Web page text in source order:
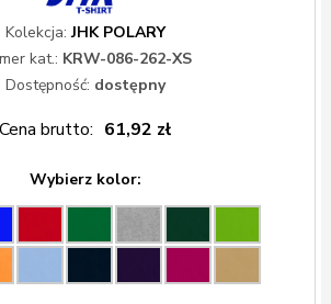
Kolekcja:JHK POLARY
kat.: KRW-086-262-XS
Dostępność: dostępny
Cena brutto: 61,92 zł
Wybierz kolor: